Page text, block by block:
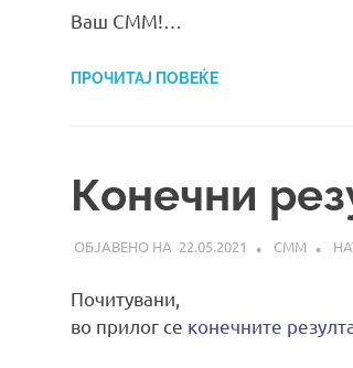
Ваш СММ!…
ПРОЧИТАЈ ПОВЕЌЕ
Конечни
22.05.2021 СММ
Почитувани,
во прилог се конечните